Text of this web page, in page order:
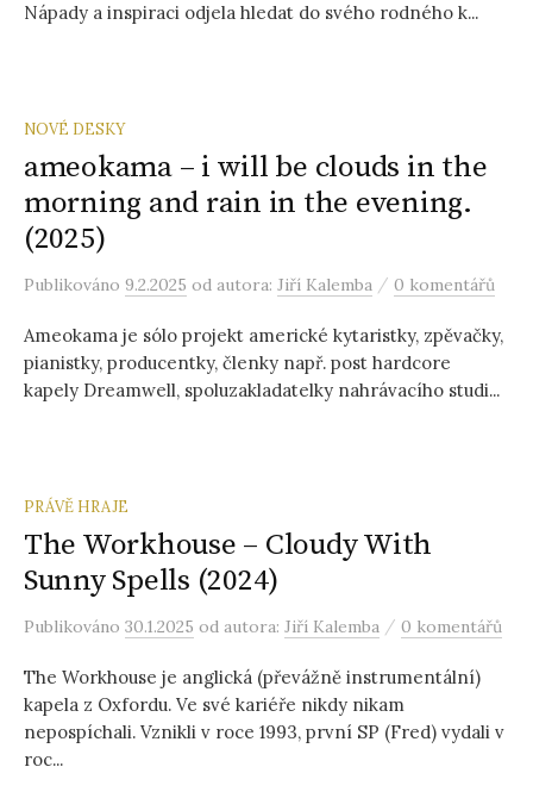
Nápady a inspiraci odjela hledat do svého rodného k...
NOVÉ DESKY
ameokama – i will be clouds in the
morning and rain in the evening.
(2025)
Publikováno 9.2.2025 od autora: Jiří Kalemba / 0 komentářů
Ameokama je sólo projekt americké kytaristky, zpěvačky,
pianistky, producentky, členky např. post hardcore
kapely Dreamwell, spoluzakladatelky nahrávacího studi...
PRÁVĚ HRAJE
The Workhouse – Cloudy With
Sunny Spells (2024)
Publikováno 30.1.2025 od autora: Jiří Kalemba / 0 komentářů
The Workhouse je anglická (převážně instrumentální)
kapela z Oxfordu. Ve své kariéře nikdy nikam
nepospíchali. Vznikli v roce 1993, první SP (Fred) vydali v
roc...